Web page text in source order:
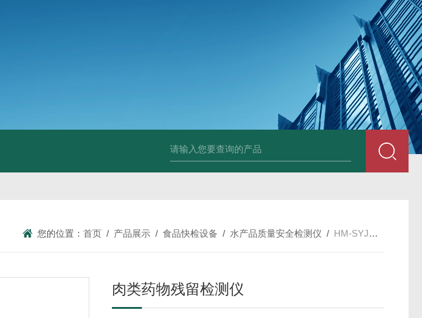
您的位置：首页 / 产品展示 /食品快检设备 / 水产品质量安全检测仪 / HM-SYJC肉类药物残留检测仪
肉类药物残留检测仪